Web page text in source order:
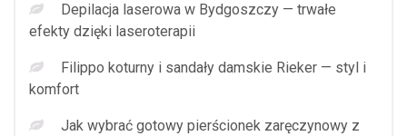
Depilacja laserowa w Bydgoszczy — trwałe
efekty dzięki laseroterapii
Filippo koturny i sandały damskie Rieker — styl i
komfort
Jak wybrać gotowy pierścionek zaręczynowy z